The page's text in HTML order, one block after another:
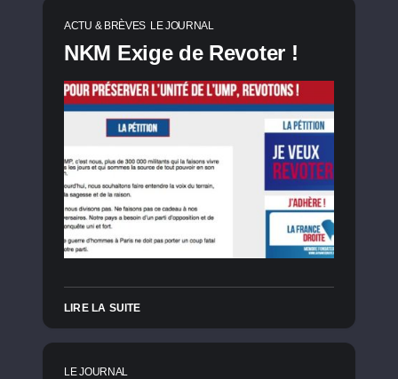
ACTU & BRÈVES LE JOURNAL
NKM Exige de Revoter !
LIRE LA SUITE
LE JOURNAL